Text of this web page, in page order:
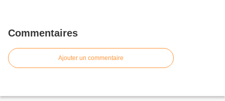
Commentaires
Ajouter un commentaire